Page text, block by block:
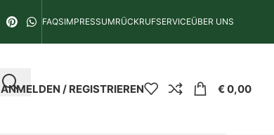
FAQSIMPRESSUMRÜCKRUFSERVICEÜBER UNS
ANMELDEN / REGISTRIEREN €0,00